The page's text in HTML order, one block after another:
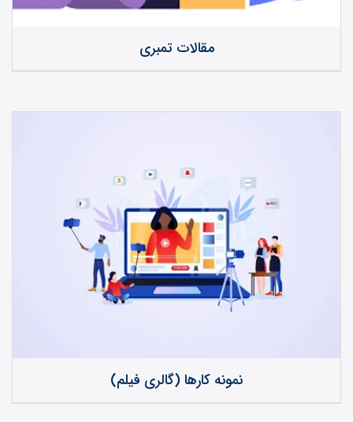
مقالات تمبری
نمونه کارها (گالری فیلم)